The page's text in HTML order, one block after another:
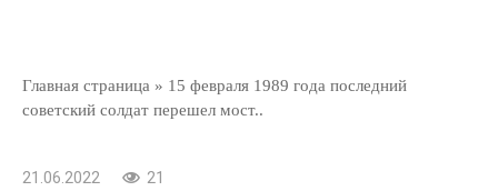
Главная страница » 15 февраля 1989 года последний
советский солдат перешел мост..
21.06.2022 21